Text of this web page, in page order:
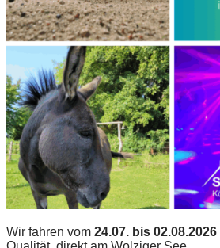
Wir fahren vom 24.07. bis 02.08.2026